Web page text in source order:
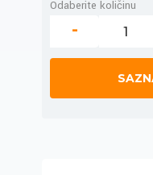
Odaberite količinu
-